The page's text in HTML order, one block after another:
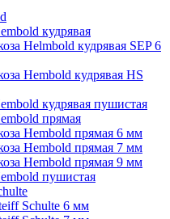
кудрявая
Helmbold кудрявая SEP 6
Hembold кудрявая HS
кудрявая пушистая
прямая
Hembold прямая 6 мм
Hembold прямая 7 мм
Hembold прямая 9 мм
пушистая
Schulte 6 мм